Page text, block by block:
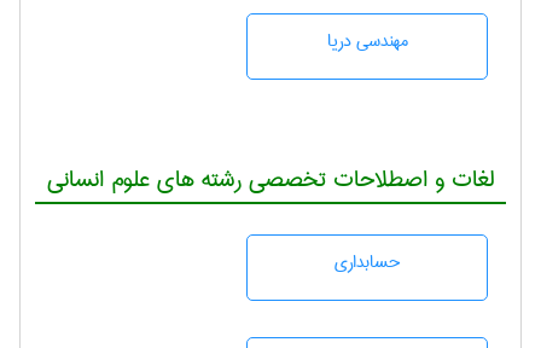
مهندسی دریا
لغات و اصطلاحات تخصصی رشته های علوم انسانی
حسابداری